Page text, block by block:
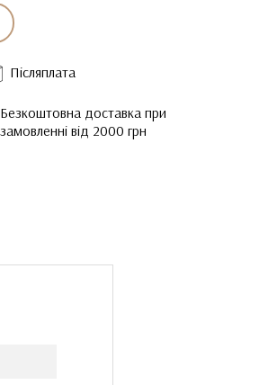
Післяплата
Безкоштовна доставка при
замовленні від 2000 грн